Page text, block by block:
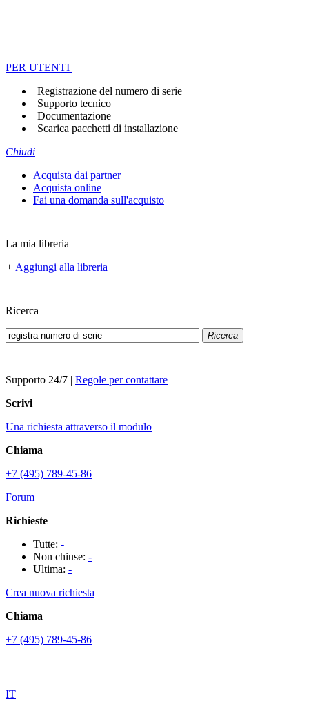
PER UTENTI
Registrazione del numero di serie
Supporto tecnico
Documentazione
Scarica pacchetti di installazione
Chiudi
Acquista dai partner
Acquista online
Fai una domanda sull'acquisto
La mia libreria
+ Aggiungi alla libreria
Ricerca
Ricerca
Supporto 24/7 | Regole per contattare
Scrivi
Una richiesta attraverso il modulo
Chiama
+7 (495) 789-45-86
Forum
Richieste
Tutte: -
Non chiuse: -
Ultima: -
Crea nuova richiesta
Chiama
+7 (495) 789-45-86
IT